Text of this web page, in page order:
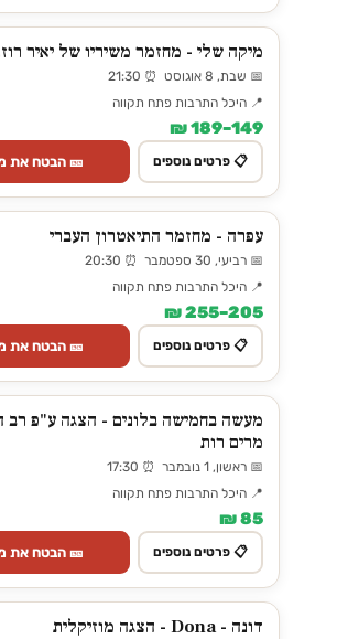
מיקה שלי - מחזמר משיריו של יאיר
📅 שבת, 8 אוגוסט ⏰ 21:30
📍 היכל התרבות פתח תקווה
149–189 ₪
📋 פרטים נוספים 🎫 הבטח את
עפרה - מחזמר התיאטרון העברי
📅 רביעי, 30 ספטמבר ⏰ 20:30
📍 היכל התרבות פתח תקווה
205–255 ₪
📋 פרטים נוספים 🎫 הבטח את
מעשה בחמישה בלונים - הצגה ע"פ
מרים רות
📅 ראשון, 1 נובמבר ⏰ 17:30
📍 היכל התרבות פתח תקווה
85 ₪
📋 פרטים נוספים 🎫 הבטח את
דונה - Dona - הצגה מוזיקלית